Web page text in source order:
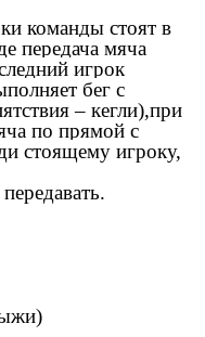
команды стоят в
передача мяча
игрок
бег с
– кегли),при
по прямой с
стоящему игроку,